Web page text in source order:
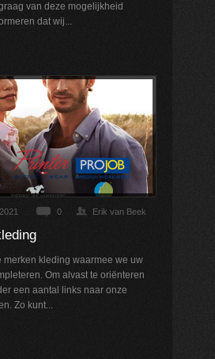
van deze mogelijkheid
dat wij...
0 Erik van Beek
merken kleding waarmee we uw
Om alvast te oriënteren
een aantal links naar onze
Zo kunt...